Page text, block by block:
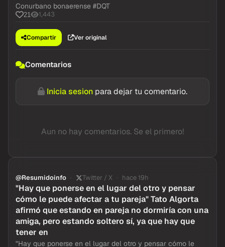
Conurbano bonaerense #DQT
21 1,443
Compartir Ver original
Comentarios
Inicia sesion para dejar tu comentario.
Aun no hay comentarios. Se el primero!
@Resumidoinfo Twitter / X hace 19h
"Hay que ponerse en el lugar del otro y pensar
cómo le puede afectar a tu pareja" Tato Algorta
afirmó que estando en pareja no dormiría con una
amiga, pero estando soltero sí, ya que hay que
tener en
"Hay que ponerse en el lugar del otro y pensar cómo le